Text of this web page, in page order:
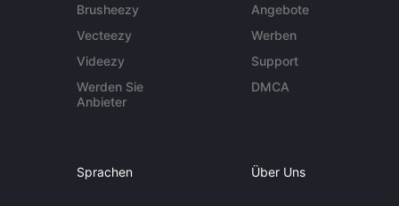
Brusheezy
Vecteezy
Videezy
Werden Sie
Anbieter
Angebote
Werben
Support
DMCA
Sprachen Über Uns